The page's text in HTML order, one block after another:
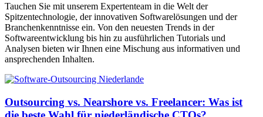
Tauchen Sie mit unserem Expertenteam in die Welt der
Spitzentechnologie, der innovativen Softwarelösungen und der
Branchenkenntnisse ein. Von den neuesten Trends in der
Softwareentwicklung bis hin zu ausführlichen Tutorials und
Analysen bieten wir Ihnen eine Mischung aus informativen und
ansprechenden Inhalten.
Outsourcing vs. Nearshore vs. Freelancer: Was ist